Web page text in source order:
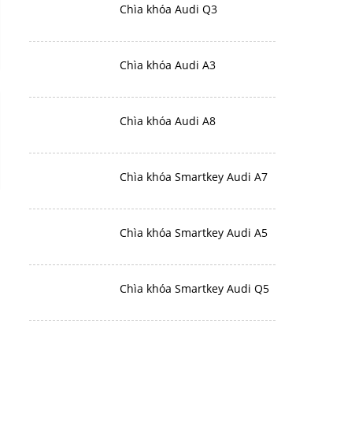
Chìa khóa Audi Q3
Chìa khóa Audi A3
Chìa khóa Audi A8
Chìa khóa Smartkey Audi A7
Chìa khóa Smartkey Audi A5
Chìa khóa Smartkey Audi Q5